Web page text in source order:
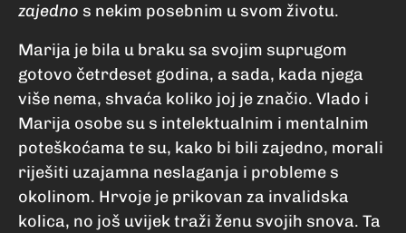
zajedno s nekim posebnim u svom životu.
Marija je bila u braku sa svojim suprugom
gotovo četrdeset godina, a sada, kada njega
više nema, shvaća koliko joj je značio. Vlado i
Marija osobe su s intelektualnim i mentalnim
poteškoćama te su, kako bi bili zajedno, morali
riješiti uzajamna neslaganja i probleme s
okolinom. Hrvoje je prikovan za invalidska
kolica, no još uvijek traži ženu svojih snova. Ta